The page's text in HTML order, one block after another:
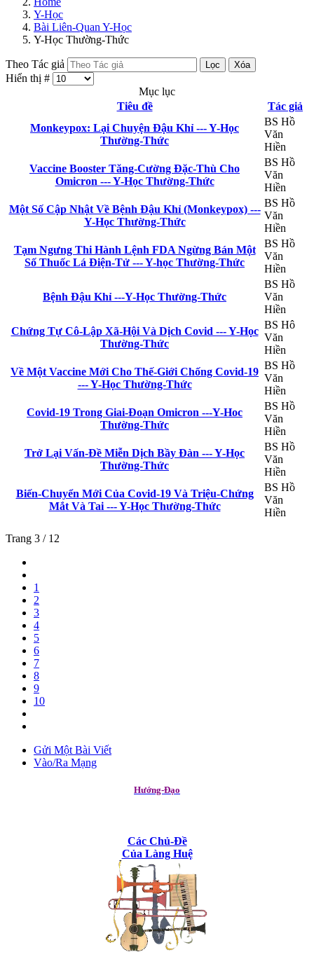
Y-Học
Bài Liên-Quan Y-Học
Y-Học Thường-Thức
Theo Tác giả Lọc Xóa
Hiển thị #
Mục lục
Tiêu đề
Tác giả
Monkeypox: Lại Chuyện Đậu Khỉ --- Y-Học
Thường-Thức
BS Hồ
Văn
Hiền
Vaccine Booster Tăng-Cường Đặc-Thù Cho
Omicron --- Y-Học Thường-Thức
BS Hồ
Văn
Hiền
Một Số Cập Nhật Về Bệnh Đậu Khỉ (Monkeypox) ---
Y-Học Thường-Thức
BS Hồ
Văn
Hiền
Tạm Ngưng Thi Hành Lệnh FDA Ngừng Bán Một
Số Thuốc Lá Điện-Tử --- Y-học Thường-Thức
BS Hồ
Văn
Hiền
Bệnh Đậu Khỉ ---Y-Học Thường-Thức
BS Hồ
Văn
Hiền
Chứng Tự Cô-Lập Xã-Hội Và Dịch Covid --- Y-Học
Thường-Thức
BS Hô
Văn
Hiền
Về Một Vaccine Mới Cho Thế-Giới Chống Covid-19
--- Y-Học Thường-Thức
BS Hồ
Văn
Hiền
Covid-19 Trong Giai-Đoạn Omicron ---Y-Hoc
Thường-Thức
BS Hồ
Văn
Hiền
Trở Lại Vấn-Đề Miễn Dịch Bầy Đàn --- Y-Học
Thường-Thức
BS Hồ
Văn
Hiền
Biến-Chuyển Mới Của Covid-19 Và Triệu-Chứng
Mắt Và Tai --- Y-Học Thường-Thức
BS Hồ
Văn
Hiền
Trang 3 / 12
1
2
3
4
5
6
7
8
9
10
Gửi Một Bài Viết
Vào/Ra Mạng
Hướng-Đạo
Các Chủ-Đề
Của Làng Huệ